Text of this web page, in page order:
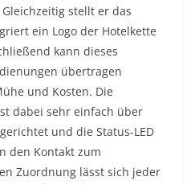
stellt er das
ein Logo der Hotelkette
kann dieses
übertragen
und Kosten. Die
dabei sehr einfach über
und die Status-LED
den Kontakt zum
Zuordnung lässt sich jeder